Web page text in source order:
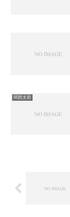
関西支部